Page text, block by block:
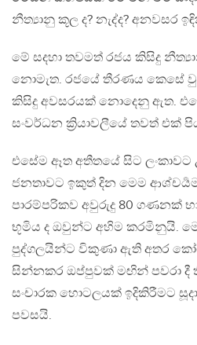
නීත්‍යානු කූල ද? නැද්ද? අනවසර
මේ සදහා තවමත් රජය කිසිදු
නොමැත. රජයේ තීරණය කෙසේ
කිසිදු අවසරයක් නොදෙනු ඇත.
සංවර්ධන ක්‍රියාවලීයේ තවත් එක්
එසේම ඈත අතීතයේ සිට
ජනතාවට ඉකුත් දින මෙම
පාරම්පරිකව අවුරුදු 80 ගණනක්
භූමිය ද ඔවුන්ට අහිම කරමිනුයි.
පුද්ගලයින්ට විකුණා ඇති අතර
සින්නකර ඔප්පුවක් මඟින් පවරා දී
සංචාරක හොටලයක් ඉදිකිරීමට
පවසයි.